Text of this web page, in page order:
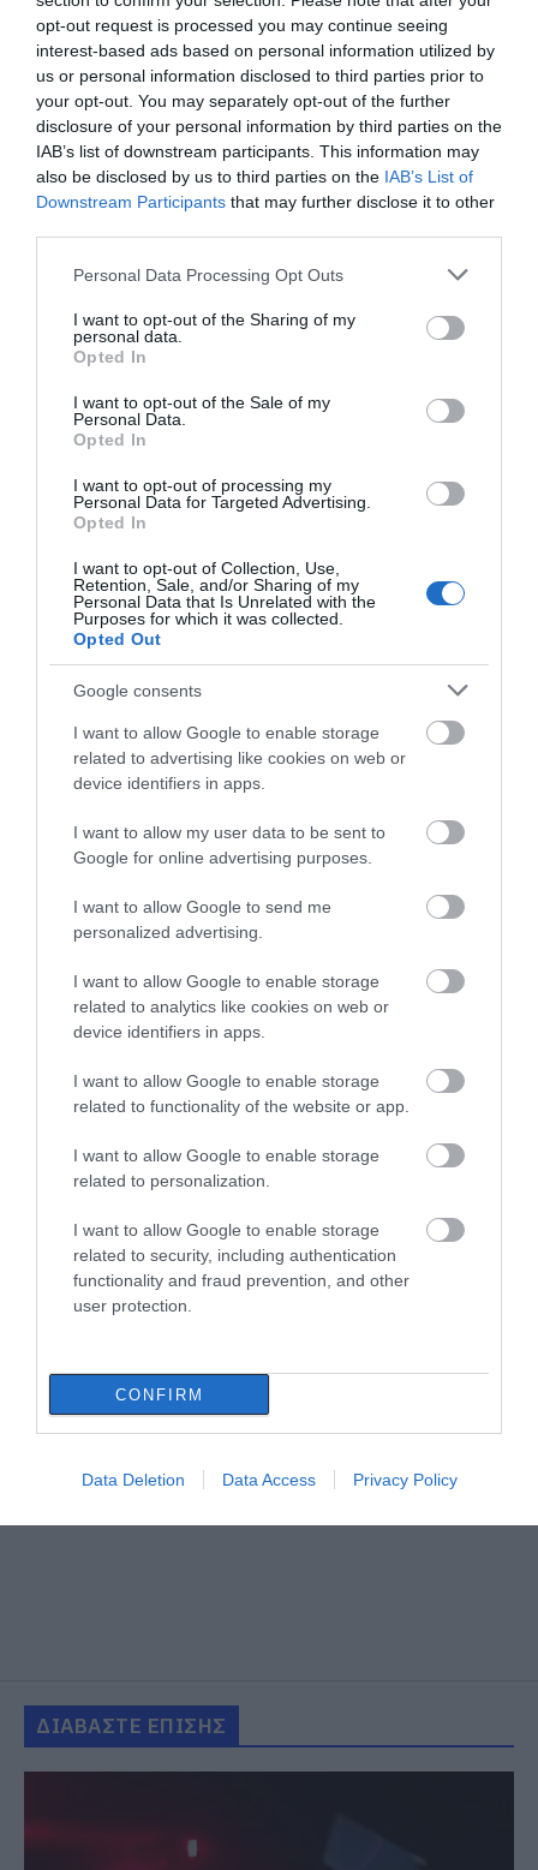
opt-out request is processed you may continue seeing
interest-based ads based on personal information utilized by
us or personal information disclosed to third parties prior to
your opt-out. You may separately opt-out of the further
disclosure of your personal information by third parties on the
IAB’s list of downstream participants. This information may
also be disclosed by us to third parties on the IAB’s List of
Downstream Participants that may further disclose it to other
Please note that this website/app uses one or more Google
not limited to your visit or usage behaviour. You may click to
grant or deny consent to Google and its third-party tags to
use your data for below specified purposes in below Google
consent section.
Personal Data Processing Opt Outs
I want to opt-out of the Sharing of my
personal data.
Opted In
I want to opt-out of the Sale of my
Personal Data.
Opted In
I want to opt-out of processing my
Personal Data for Targeted Advertising.
Opted In
I want to opt-out of Collection, Use,
Retention, Sale, and/or Sharing of my
Personal Data that Is Unrelated with the
Purposes for which it was collected.
Opted Out
Google consents
I want to allow Google to enable storage
related to advertising like cookies on web or
device identifiers in apps.
I want to allow my user data to be sent to
Google for online advertising purposes.
I want to allow Google to send me
personalized advertising.
I want to allow Google to enable storage
related to analytics like cookies on web or
device identifiers in apps.
I want to allow Google to enable storage
related to functionality of the website or app.
I want to allow Google to enable storage
related to personalization.
I want to allow Google to enable storage
related to security, including authentication
functionality and fraud prevention, and other
user protection.
CONFIRM
Data Deletion Data Access Privacy Policy
06.08.2026 | 20:20
Θρήνος στην Εύβοια: Έφυγε από
τη ζωή ο 37χρονος που είχε
τροχαίο με αγριογούρουνο
06.08.2026 | 20:20
Νέο σοβαρό τροχαίο στην Εύβοια:
Τούμπαρε αυτοκίνητο
Έσπασαν πιάτα στο κεφάλι του
Αταμάν – Βίντεο από τη Σύμη
καίει στο Νησί, συγκλονιστική
μαρτυρία – Νέες εικόνες και
βίντεο
06.08.2026 | 19:40
Ξεκινάει τεράστιο έργο αξίας
2.425.000€ στην Εύβοια – Δείτε
06.08.2026 | 19:20
Φωτιά στη Σκύρο:
Δύσκολη νύχτα για την
Καλαμίτσα – Νέες
Εύβοια: Με κατάνυξη
και πλήθος κόσμου η
μεγάλη γιορτή στους
Θανάσης Ζεμπίλης
Σοκ στην Εύβοια με την
κοπέλα που έπεσε από
νεότερα για την υγεία
Νεότερα για τη Φωτιά
– Νέο βίντεο
ΔΙΑΒΑΣΤΕ ΕΠΙΣΗΣ